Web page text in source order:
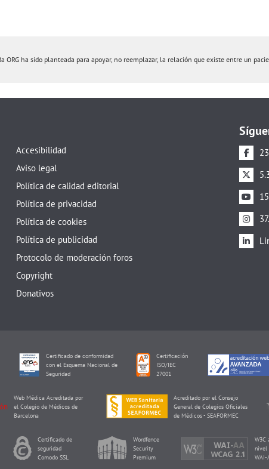
ORG ha sido planteada para apoyar, no reemplazar, la relación que existe entre un
Accesibilidad
Aviso legal
Política de calidad editorial
Política de privacidad
Política de cookies
Política de publicidad
Protocolo de moderación foros
Copyright
Donativos
Certificado de conformidad
con el Esquema Nacional de
Seguridad
Certificación
ISO/IEC
27001
Web Médica Acreditada por
el Colegio de Médicos de
Barcelona
Acreditado por el Consejo
General de Colegios Oficiales
de Médicos - SEAFORMEC
Certificado de
seguridad
Comodo SSL
Wordfence
Security
Premium
W3C
nivel
WAI-